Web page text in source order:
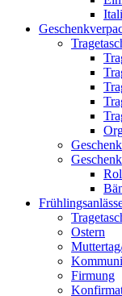
Ostern
Firmung